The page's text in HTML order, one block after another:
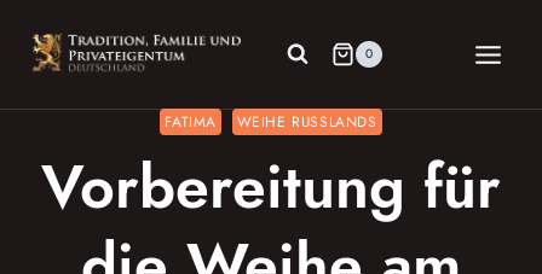
Inhalt
springen
0
FATIMA WEIHE RUSSLANDS
Vorbereitung für